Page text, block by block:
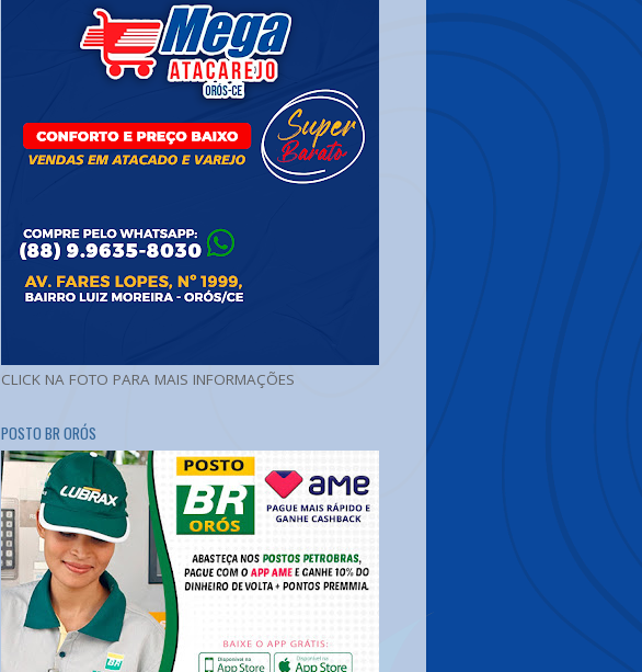
CLICK NA FOTO PARA MAIS INFORMAÇÕES
POSTO BR ORÓS